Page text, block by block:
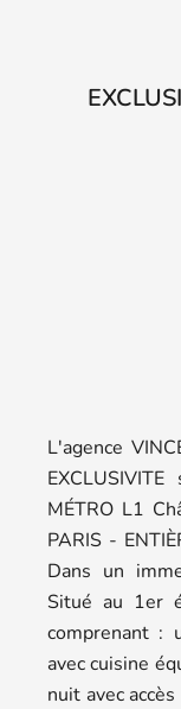
L'agence
MÉTRO L1
PARIS -
Dans un
Situé au 1er
comprenant :
avec cuisine
nuit avec